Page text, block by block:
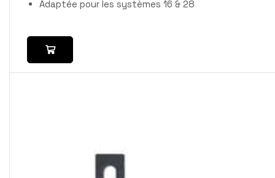
Adaptée pour les systèmes 16 & 28